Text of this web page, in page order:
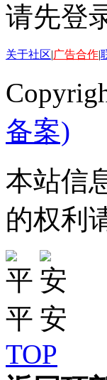
请先登
关于社区|广告合作|
备案)
本站信
的权利
TOP